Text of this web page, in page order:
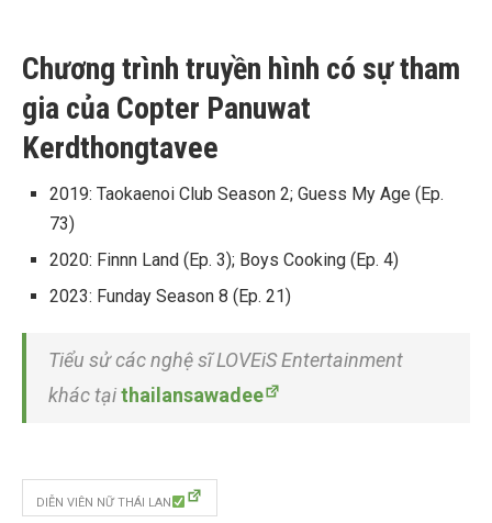
Chương trình truyền hình có sự tham
gia của Copter Panuwat
Kerdthongtavee
2019: Taokaenoi Club Season 2; Guess My Age (Ep.
73)
2020: Finnn Land (Ep. 3); Boys Cooking (Ep. 4)
2023: Funday Season 8 (Ep. 21)
Tiểu sử các nghệ sĩ LOVEiS Entertainment
khác tạithailansawadee
DIỄN VIÊN NỮ THÁI LAN